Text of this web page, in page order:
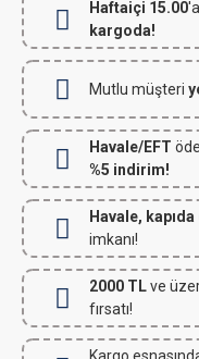
Haftaiçi 15.00
kargoda!
Mutlu müşteri
Havale/EFT
%5 indirim!
Havale,
imkanı!
2000 TLve
fırsatı!